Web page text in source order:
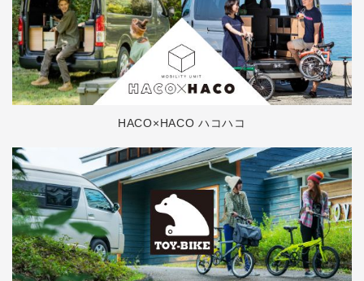
HACO×HACO ハコハコ